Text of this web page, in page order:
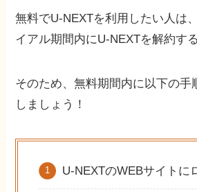
無料でU-NEXTを利用したい人は
イアル期間内にU-NEXTを解約す
そのため、無料期間内に以下の手
しましょう！
U-NEXTのWEBサイトに